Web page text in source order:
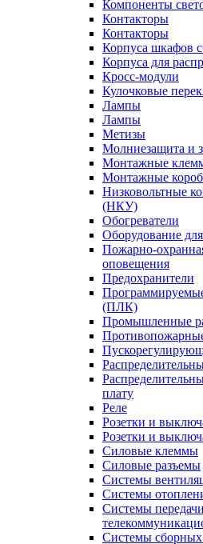
Компоненты
Контакторы
Контакторы
Корпуса шкафов
Корпуса для
Кросс-модули
Кулочковые
Лампы
Лампы
Метизы
Молниезащита и
Монтажные
Монтажные
Низковольтные
(НКУ)
Обогреватели
Оборудование
Пожарно-
оповещения
Предохранители
(ПЛК)
Промышленные
плату
Реле
Розетки и
Розетки и
Силовые клеммы
Силовые разъемы
Системы
Системы
Системы
Системы